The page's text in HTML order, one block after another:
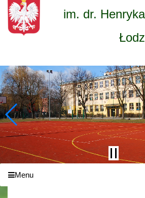
im. dr.
Menu